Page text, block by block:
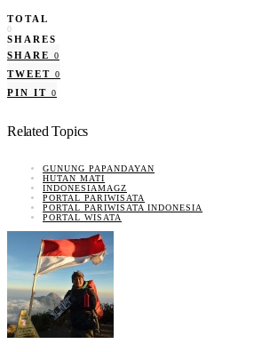
TOTAL
0
SHARES
SHARE
0
TWEET 0
PIN IT 0
Related Topics
GUNUNG PAPANDAYAN
HUTAN MATI
INDONESIAMAGZ
PORTAL PARIWISATA
PORTAL PARIWISATA INDONESIA
PORTAL WISATA